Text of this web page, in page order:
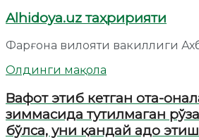
Alhidoya.uz таҳририяти
Фарғона вилояти вакиллиги
Олдинги мақола
Вафот этиб кетган ота-
зиммасида тутилмаган
бўлса, уни қандай адо